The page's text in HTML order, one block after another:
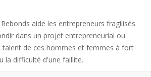
aide les entrepreneurs fragilisés
dans un projet entrepreneurial ou
talent de ces hommes et femmes à fort
la difficulté d'une faillite.